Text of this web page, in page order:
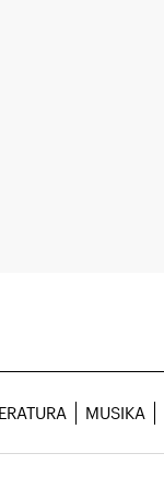
MUSIKA